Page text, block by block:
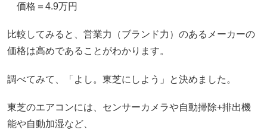
価格＝4.9万円
比較してみると、営業力（ブランド力）のあるメーカーの
価格は高めであることがわかります。
調べてみて、「よし。東芝にしよう」と決めました。
東芝のエアコンには、センサーカメラや自動掃除+排出機
能や自動加湿など、